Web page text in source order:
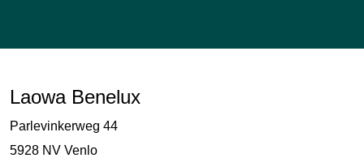
Laowa Benelux
Parlevinkerweg 44
5928 NV Venlo